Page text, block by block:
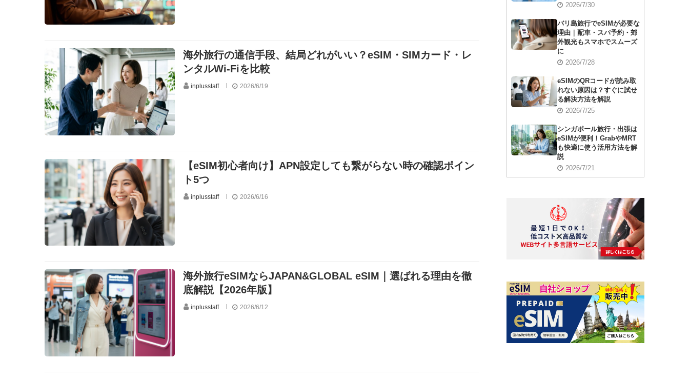
海外旅行の通信手段、結局どれがいい？eSIM・SIMカード・レ
ンタルWi-Fiを比較
inplusstaff 2026/6/19
【eSIM初心者向け】APN設定しても繋がらない時の確認ポイン
ト5つ
inplusstaff 2026/6/16
海外旅行eSIMならJAPAN&GLOBAL eSIM｜選ばれる理由を徹
底解説【2026年版】
inplusstaff 2026/6/12
2026/7/30
バリ島旅行でeSIMが必要な
理由｜配車・スパ予約・郊
外観光もスマホでスムーズ
に
2026/7/28
eSIMのQRコードが読み取
れない原因は？すぐに試せ
る解決方法を解説
2026/7/25
シンガポール旅行・出張は
eSIMが便利！GrabやMRT
も快適に使う活用方法を解
説
2026/7/21